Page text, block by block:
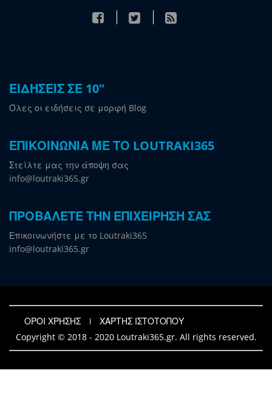
ΕΙΔΗΣΕΙΣ ΣΕ 10"
Όλες οι ειδήσεις σε μορφή Blog
ΕΠΙΚΟΙΝΩΝΙΑ ΜΕ ΤΟ LOUTRAKI365
Στείλτε μας την άποψη σας
info@loutraki365.gr
ΠΡΟΒΑΛΕΤΕ ΤΗΝ ΕΠΙΧΕΙΡΗΣΗ ΣΑΣ
Επικοινωνήστε με το Loutraki365
info@loutraki365.gr
ΟΡΟΙ ΧΡΗΣΗΣ
ΧΑΡΤΗΣ ΙΣΤΟΤΟΠΟΥ
Copyright © 2018 - 2020 Loutraki365.gr. All rights reserved.